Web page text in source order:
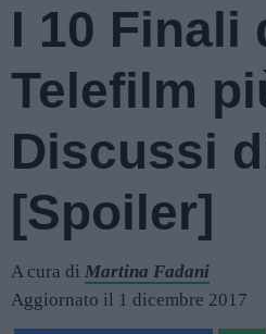
I 10 Finali
Telefilm
Discussi
[Spoiler]
A cura di Martina Fadani
Aggiornato il 1 dicembre 2017